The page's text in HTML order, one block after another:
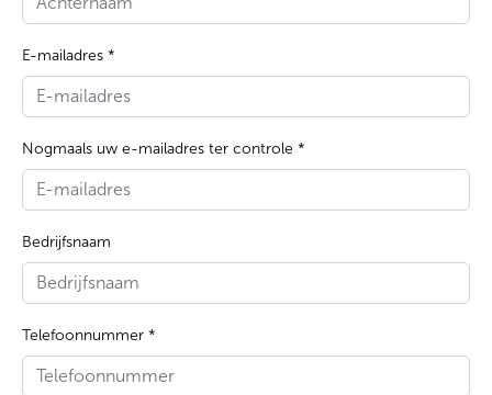
E-mailadres *
Nogmaals uw e-mailadres ter controle *
Bedrijfsnaam
Telefoonnummer *